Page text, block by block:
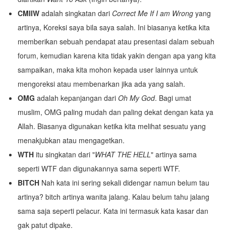
CMIIW adalah singkatan dari Correct Me If I am Wrong yang
artinya, Koreksi saya bila saya salah. Ini biasanya ketika kita
memberikan sebuah pendapat atau presentasi dalam sebuah
forum, kemudian karena kita tidak yakin dengan apa yang kita
sampaikan, maka kita mohon kepada user lainnya untuk
mengoreksi atau membenarkan jika ada yang salah.
OMG adalah kepanjangan dari Oh My God. Bagi umat
muslim, OMG paling mudah dan paling dekat dengan kata ya
Allah. Biasanya digunakan ketika kita melihat sesuatu yang
menakjubkan atau mengagetkan.
WTH itu singkatan dari "WHAT THE HELL" artinya sama
seperti WTF dan digunakannya sama seperti WTF.
BITCH Nah kata ini sering sekali didengar namun belum tau
artinya? bitch artinya wanita jalang. Kalau belum tahu jalang
sama saja seperti pelacur. Kata ini termasuk kata kasar dan
gak patut dipake.